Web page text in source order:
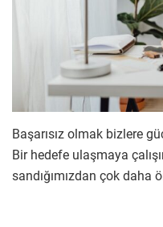
Başarısız olmak bizlere
Bir hedefe ulaşmaya
sandığımızdan çok daha